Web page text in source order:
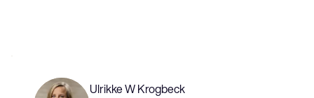
Ulrikke W Krogbeck